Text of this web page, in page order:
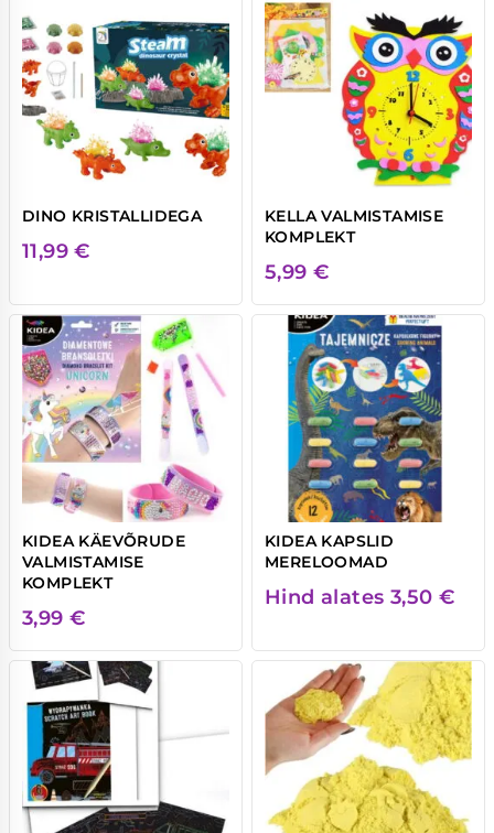
DINO KRISTALLIDEGA
11,99€
KELLA VALMISTAMISE
KOMPLEKT
5,99 €
KIDEA KÄEVÕRUDE
VALMISTAMISE
KOMPLEKT
3,99 €
KIDEA KAPSLID
MERELOOMAD
Hind alates 3,50 €